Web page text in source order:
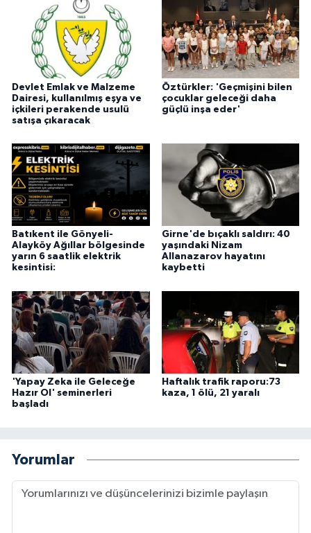
Devlet Emlak ve Malzeme
Dairesi, kullanılmış eşya ve
içkileri perakende usulü
satışa çıkaracak
Öztürkler: 'Geçmişini bilen
çocuklar geleceği daha
güçlü inşa eder'
Batıkent ile Gönyeli-
Alayköy Ağıllar bölgesinde
yarın 6 saatlik elektrik
kesintisi:
Girne'de bıçaklı saldırı: 40
yaşındaki Nizam
Allanazarov hayatını
kaybetti
'Yapay Zeka ile Geleceğe
Hazır Ol' seminerleri
başladı
Haftalık trafik raporu:73
kaza, 1 ölü, 21 yaralı
Yorumlar